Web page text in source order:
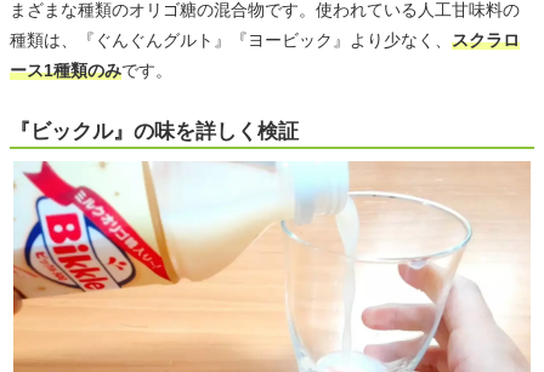
まざまな種類のオリゴ糖の混合物です。使われている人工甘味料の
種類は、『ぐんぐんグルト』『ヨービック』より少なく、 スクラロ
ース1種類のみです。
『ビックル』の味を詳しく検証